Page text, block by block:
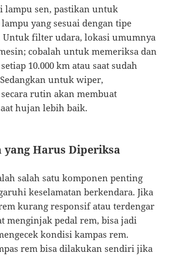
lampu sen, pastikan untuk
yang sesuai dengan tipe
Untuk filter udara, lokasi umumnya
cobalah untuk memeriksa dan
10.000 km atau saat sudah
untuk wiper,
rutin akan membuat
hujan lebih baik.
yang Harus Diperiksa
salah satu komponen penting
keselamatan berkendara. Jika
kurang responsif atau terdengar
menginjak pedal rem, bisa jadi
kondisi kampas rem.
rem bisa dilakukan sendiri jika